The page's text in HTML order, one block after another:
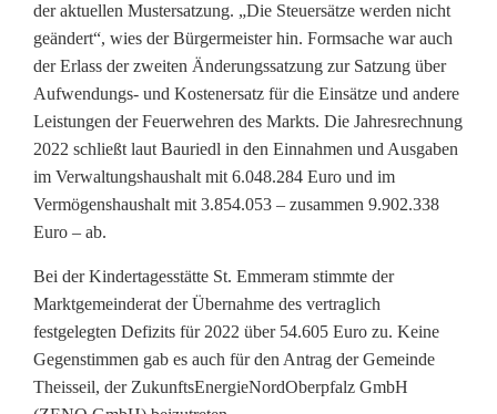
der aktuellen Mustersatzung. „Die Steuersätze werden nicht
geändert“, wies der Bürgermeister hin. Formsache war auch
der Erlass der zweiten Änderungssatzung zur Satzung über
Aufwendungs- und Kostenersatz für die Einsätze und andere
Leistungen der Feuerwehren des Markts. Die Jahresrechnung
2022 schließt laut Bauriedl in den Einnahmen und Ausgaben
im Verwaltungshaushalt mit 6.048.284 Euro und im
Vermögenshaushalt mit 3.854.053 – zusammen 9.902.338
Euro – ab.
Bei der Kindertagesstätte St. Emmeram stimmte der
Marktgemeinderat der Übernahme des vertraglich
festgelegten Defizits für 2022 über 54.605 Euro zu. Keine
Gegenstimmen gab es auch für den Antrag der Gemeinde
Theisseil, der ZukunftsEnergieNordOberpfalz GmbH